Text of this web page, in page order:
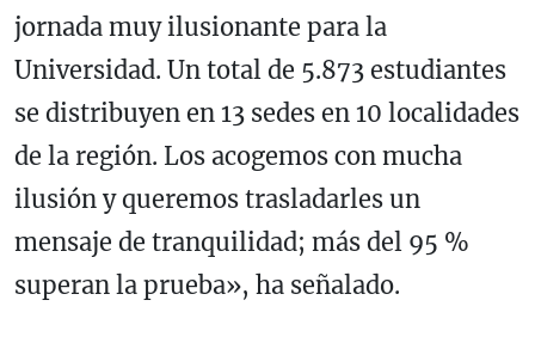
jornada muy ilusionante para la
Universidad. Un total de 5.873 estudiantes
se distribuyen en 13 sedes en 10 localidades
de la región. Los acogemos con mucha
ilusión y queremos trasladarles un
mensaje de tranquilidad; más del 95 %
superan la prueba», ha señalado.